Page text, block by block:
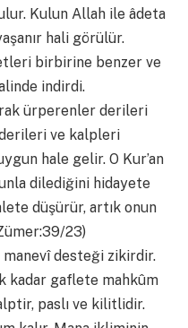
Kulun Allah ile âdeta
hali görülür.
birbirine benzer ve
indirdi.
ürperenler derileri
ve kalpleri
hale gelir. O Kur’an
dilediğini hidayete
düşürür, artık onun
23)
manevî desteği zikirdir.
kadar gaflete mahkûm
paslı ve kilitlidir.